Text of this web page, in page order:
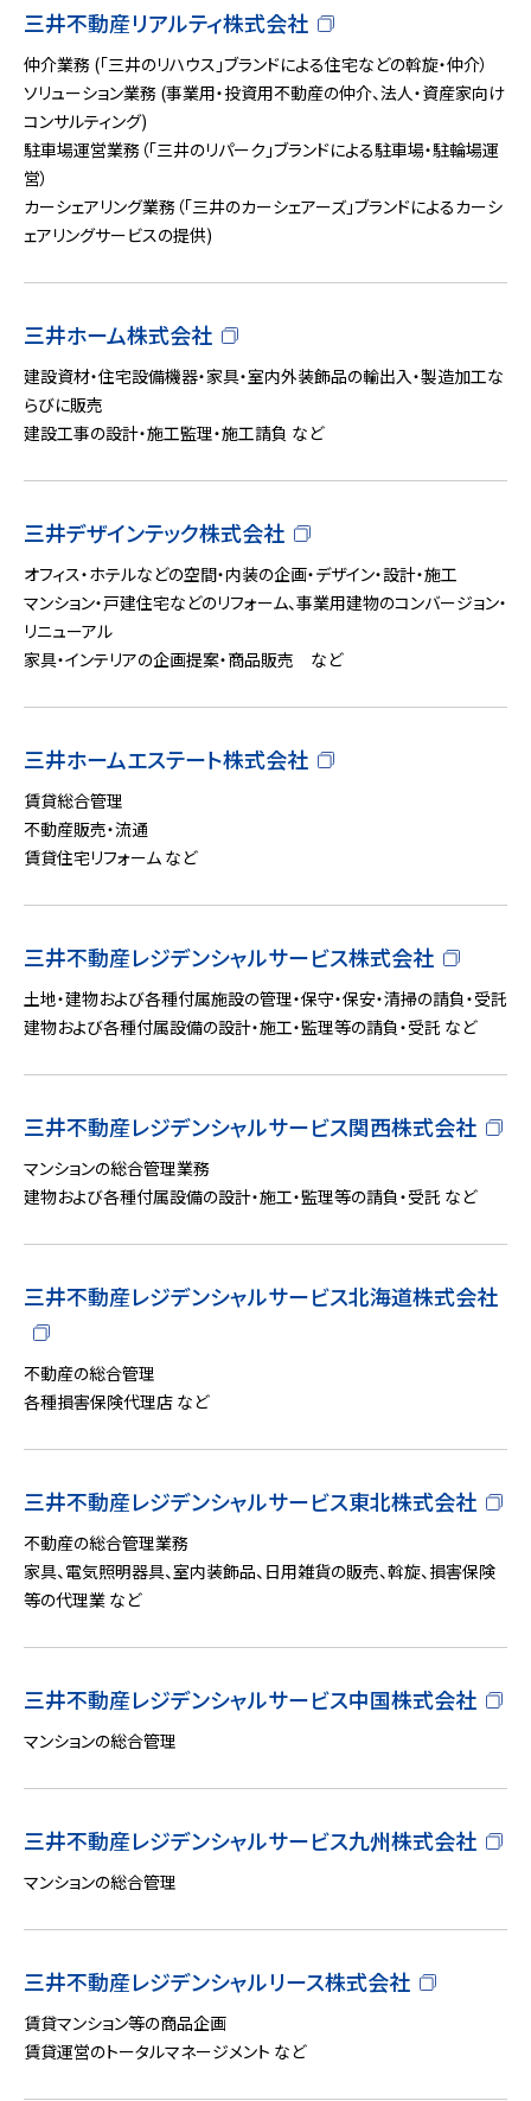
三井不動産リアルティ株式会社
仲介業務 (「三井のリハウス」ブランドによる住宅などの斡旋・仲介）
ソリューション業務 (事業用・投資用不動産の仲介、法人・資産家向け
コンサルティング)
駐車場運営業務（「三井のリパーク」ブランドによる駐車場・駐輪場運
営）
カーシェアリング業務（「三井のカーシェアーズ」ブランドによるカーシ
ェアリングサービスの提供)
三井ホーム株式会社
建設資材・住宅設備機器・家具・室内外装飾品の輸出入・製造加工な
らびに販売
建設工事の設計・施工監理・施工請負 など
三井デザインテック株式会社
オフィス・ホテルなどの空間・内装の企画・デザイン・設計・施工
マンション・戸建住宅などのリフォーム、事業用建物のコンバージョン・
リニューアル
家具・インテリアの企画提案・商品販売 など
三井ホームエステート株式会社
賃貸総合管理
不動産販売・流通
賃貸住宅リフォーム など
三井不動産レジデンシャルサービス株式会社
土地・建物および各種付属施設の管理・保守・保安・清掃の請負・受託
建物および各種付属設備の設計・施工・監理等の請負・受託 など
三井不動産レジデンシャルサービス関西株式会社
マンションの総合管理業務
建物および各種付属設備の設計・施工・監理等の請負・受託 など
三井不動産レジデンシャルサービス北海道株式会社
不動産の総合管理
各種損害保険代理店 など
三井不動産レジデンシャルサービス東北株式会社
不動産の総合管理業務
家具、電気照明器具、室内装飾品、日用雑貨の販売、斡旋、損害保険
等の代理業 など
三井不動産レジデンシャルサービス中国株式会社
マンションの総合管理
三井不動産レジデンシャルサービス九州株式会社
マンションの総合管理
三井不動産レジデンシャルリース株式会社
賃貸マンション等の商品企画
賃貸運営のトータルマネージメント など